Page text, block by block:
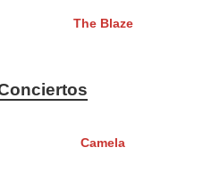
The Blaze
Camela